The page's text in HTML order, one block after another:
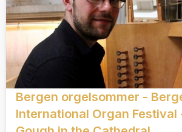
Bergen orgelsommer -
International Organ Festival